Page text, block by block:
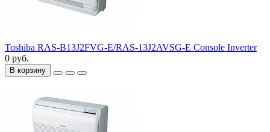
Toshiba RAS-B13J2FVG-E/RAS-13J2AVSG-E Console Inverter
0 руб.
В корзину